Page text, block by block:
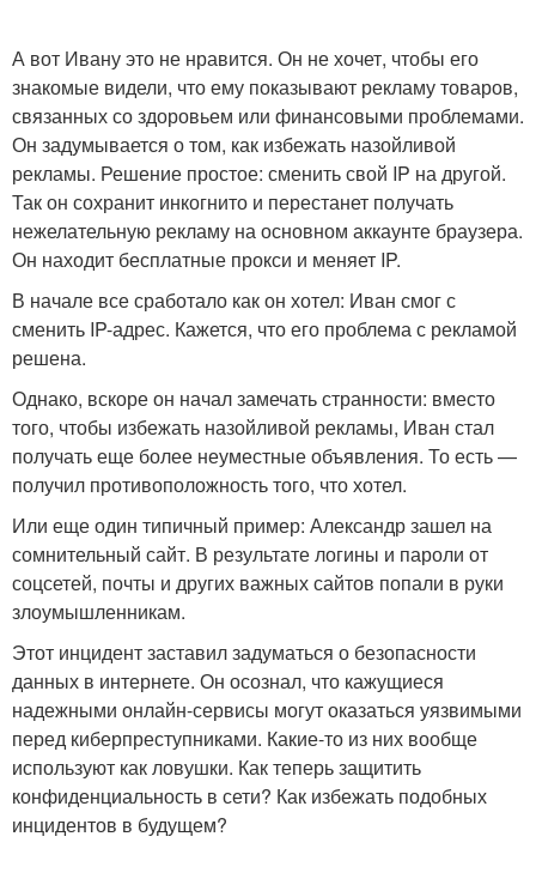
А вот Ивану это не нравится. Он не хочет, чтобы его
знакомые видели, что ему показывают рекламу товаров,
связанных со здоровьем или финансовыми проблемами.
Он задумывается о том, как избежать назойливой
рекламы. Решение простое: сменить свой IP на другой.
Так он сохранит инкогнито и перестанет получать
нежелательную рекламу на основном аккаунте браузера.
Он находит бесплатные прокси и меняет IP.
В начале все сработало как он хотел: Иван смог с
сменить IP-адрес. Кажется, что его проблема с рекламой
решена.
Однако, вскоре он начал замечать странности: вместо
того, чтобы избежать назойливой рекламы, Иван стал
получать еще более неуместные объявления. То есть —
получил противоположность того, что хотел.
Или еще один типичный пример: Александр зашел на
сомнительный сайт. В результате логины и пароли от
соцсетей, почты и других важных сайтов попали в руки
злоумышленникам.
Этот инцидент заставил задуматься о безопасности
данных в интернете. Он осознал, что кажущиеся
надежными онлайн-сервисы могут оказаться уязвимыми
перед киберпреступниками. Какие-то из них вообще
используют как ловушки. Как теперь защитить
конфиденциальность в сети? Как избежать подобных
инцидентов в будущем?